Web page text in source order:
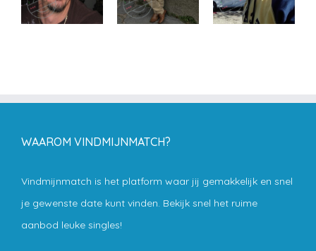
WAAROM VINDMIJNMATCH?
Vindmijnmatch is het platform waar jij gemakkelijk en snel
je gewenste date kunt vinden. Bekijk snel het ruime
aanbod leuke singles!